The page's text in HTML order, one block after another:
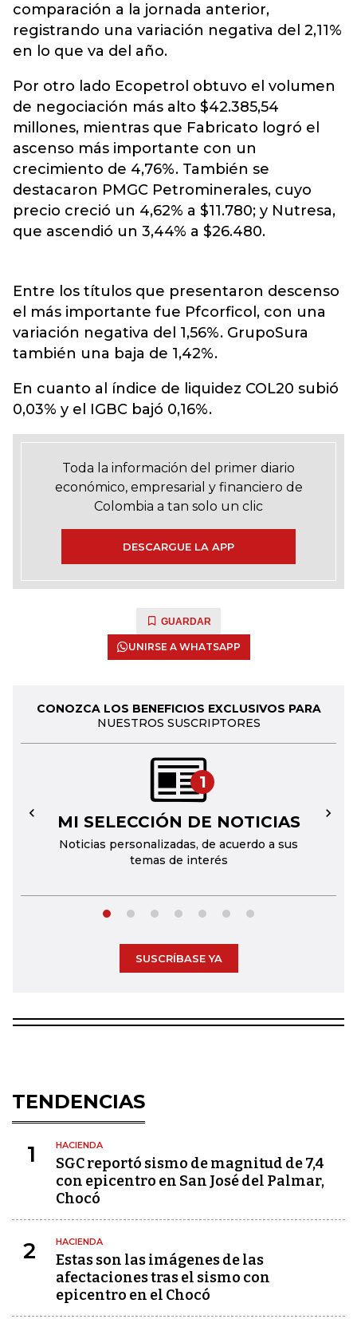
comparación a la jornada anterior,
registrando una variación negativa del 2,11%
en lo que va del año.
Por otro lado Ecopetrol obtuvo el volumen
de negociación más alto $42.385,54
millones, mientras que Fabricato logró el
ascenso más importante con un
crecimiento de 4,76%. También se
destacaron PMGC Petrominerales, cuyo
precio creció un 4,62% a $11.780; y Nutresa,
que ascendió un 3,44% a $26.480.
Entre los títulos que presentaron descenso
el más importante fue Pfcorficol, con una
variación negativa del 1,56%. GrupoSura
también una baja de 1,42%.
En cuanto al índice de liquidez COL20 subió
0,03% y el IGBC bajó 0,16%.
Toda la información del primer diario
económico, empresarial y financiero de
Colombia a tan solo un clic
DESCARGUE LA APP
GUARDAR
UNIRSE A WHATSAPP
CONOZCA LOS BENEFICIOS EXCLUSIVOS PARA
NUESTROS SUSCRIPTORES
1
MI SELECCIÓN DE NOTICIAS
Noticias personalizadas, de acuerdo a sus
temas de interés
← →
SUSCRÍBASE YA
TENDENCIAS
1 HACIENDA
SGC reportó sismo de magnitud de 7,4
con epicentro en San José del Palmar,
Chocó
2 HACIENDA
Estas son las imágenes de las
afectaciones tras el sismo con
epicentro en el Chocó